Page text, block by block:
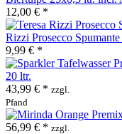
12,00 € *
Rizzi Prosecco
9,99 € *
20 ltr.
43,99 € * zzgl.
Pfand
56,99 € * zzgl.